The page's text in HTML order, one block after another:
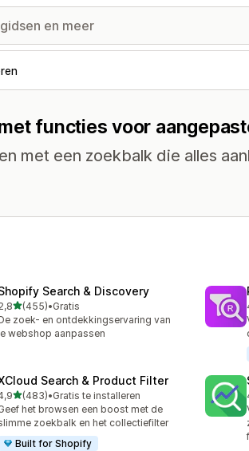
functies voor
met een zoekbalk die alles
Search & Discovery
van 5 sterren
(455)
recensies in totaal
•Gratis
zoek- en ontdekkingservaring van
webshop aanpassen
Search & Product Filter
van 5 sterren
(483)
recensies in totaal
•Gratis te installeren
het browsen een boost met de
zoekbalk en het collectiefilter
Built for Shopify